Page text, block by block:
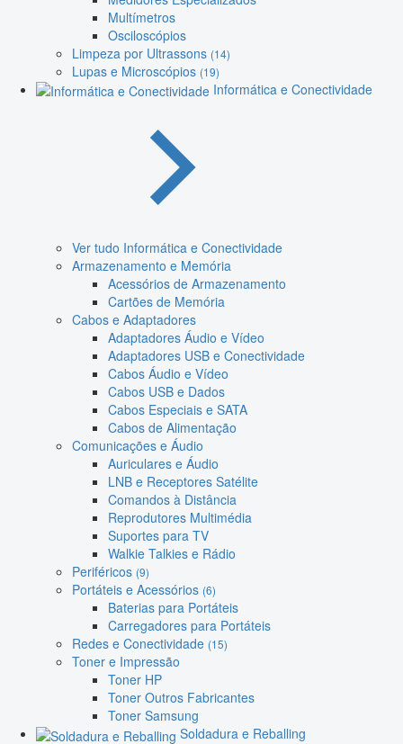
Multímetros
Osciloscópios
Limpeza por Ultrassons (14)
Lupas e Microscópios (19)
Informática e Conectividade
Ver tudo Informática e Conectividade
Armazenamento e Memória
Acessórios de Armazenamento
Cartões de Memória
Cabos e Adaptadores
Adaptadores Áudio e Vídeo
Adaptadores USB e Conectividade
Cabos Áudio e Vídeo
Cabos USB e Dados
Cabos Especiais e SATA
Cabos de Alimentação
Comunicações e Áudio
Auriculares e Áudio
LNB e Receptores Satélite
Comandos à Distância
Reprodutores Multimédia
Suportes para TV
Walkie Talkies e Rádio
Periféricos (9)
Portáteis e Acessórios (6)
Baterias para Portáteis
Carregadores para Portáteis
Redes e Conectividade (15)
Toner e Impressão
Toner HP
Toner Outros Fabricantes
Toner Samsung
Soldadura e Reballing